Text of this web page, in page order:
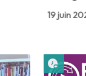
19 juin
Lire